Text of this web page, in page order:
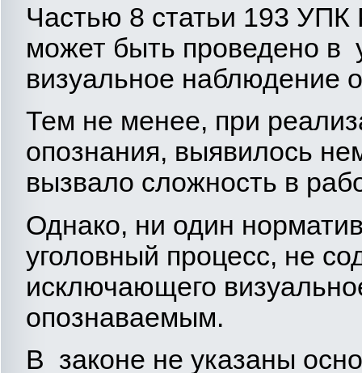
Частью 8 статьи 193 УПК
может быть проведено в
визуальное наблюдение
Тем не менее, при
опознания, выявилось
вызвало сложность в
Однако, ни один
уголовный процесс, не
исключающего
опознаваемым.
В законе не указаны